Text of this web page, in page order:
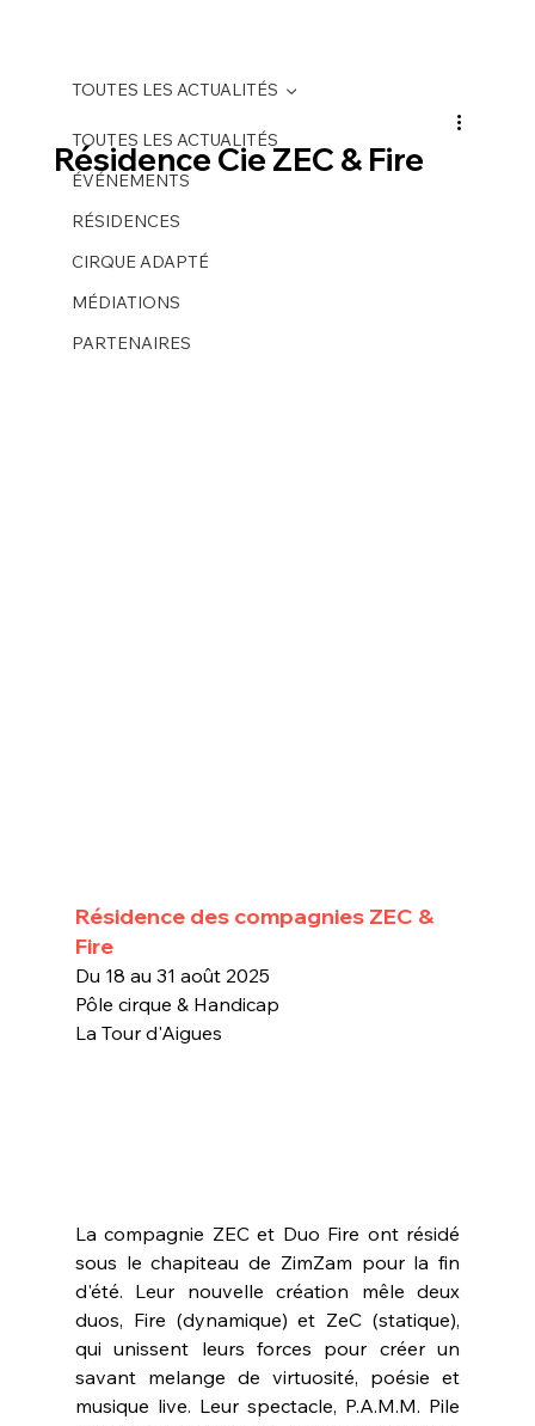
TOUTES LES ACTUALITÉS
ÉVÉNEMENTS
RÉSIDENCES
CIRQUE ADAPTÉ
MÉDIATIONS
PARTENAIRES
TOUTES LES ACTUALITÉS
Résidence Cie ZEC & Fire
Résidence des compagnies ZEC &
Fire
Du 18 au 31 août 2025
Pôle cirque & Handicap
La Tour d'Aigues
La compagnie ZEC et Duo Fire ont résidé
sous le chapiteau de ZimZam pour la fin
d'été. Leur nouvelle création mêle deux
duos, Fire (dynamique) et ZeC (statique),
qui unissent leurs forces pour créer un
savant melange de virtuosité, poésie et
musique live. Leur spectacle, P.A.M.M. Pile